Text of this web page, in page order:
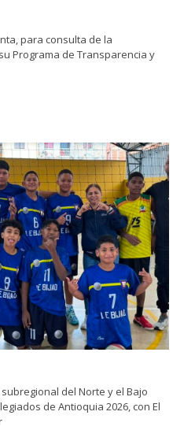
para consulta de la
Programa de Transparencia y
del Norte y el Bajo
de Antioquia 2026, con El